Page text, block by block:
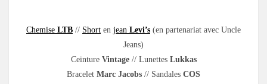
Chemise LTB // Short en jean Levi’s (en partenariat avec Uncle
Jeans)
Ceinture Vintage// Lunettes Lukkas
Bracelet Marc Jacobs // Sandales COS